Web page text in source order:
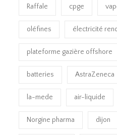
Raffale cpge
oléfines électricité
plateforme gazière offshore
batteries AstraZeneca
la-mede air-liquide
Norgine pharma dijon